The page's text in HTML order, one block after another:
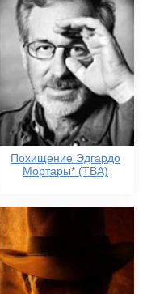
Похищение Эдгардо
Мортары* (TBA)